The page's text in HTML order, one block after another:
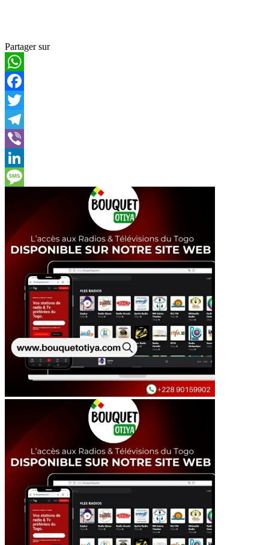
Partager sur
WhatsApp
Facebook
Twitter
Telegram
Viber
LinkedIn